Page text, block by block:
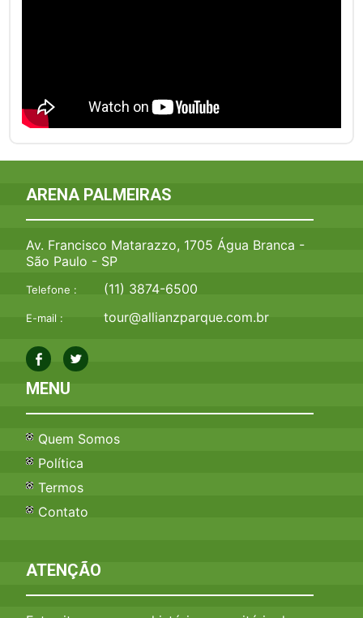
ARENA PALMEIRAS
Av. Francisco Matarazzo, 1705 Água Branca -
São Paulo - SP
Telefone : (11) 3874-6500
E-mail : tour@allianzparque.com.br
MENU
Quem Somos
Política
Termos
Contato
ATENÇÃO